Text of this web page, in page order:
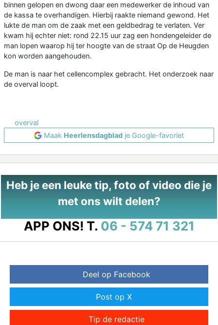
binnen gelopen en dwong daar een medewerker de inhoud van
de kassa te overhandigen. Hierbij raakte niemand gewond. Het
lukte de man om de zaak met een geldbedrag te verlaten. Ver
kwam hij echter niet: rond 22.15 uur zag een hondengeleider de
man lopen waarop hij ter hoogte van de straat Op de Heugden
kon worden aangehouden.
De man is naar het cellencomplex gebracht. Het onderzoek naar
de overval loopt.
overval
Maak Heerlensdagblad je Google-favoriet
Heb je een leuke tip, foto of video die je
met ons wilt delen?
APP ONS! T. 06 - 574 71 321
Deel op Facebook
Post op X
Tip de redactie